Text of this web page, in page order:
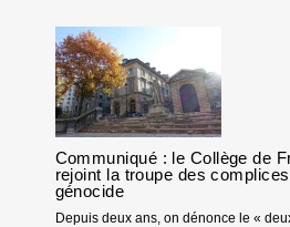
2026
Communiqué : le Collège de
rejoint la troupe des
génocide
Depuis deux ans, on dénonce le «